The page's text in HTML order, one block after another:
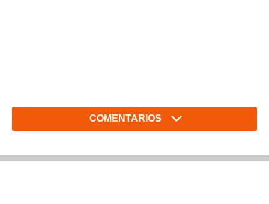
COMENTARIOS